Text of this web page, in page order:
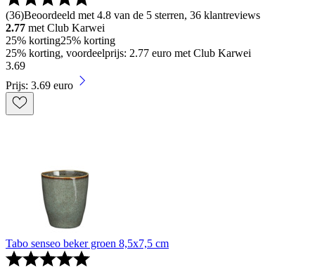
(36)Beoordeeld met 4.8 van de 5 sterren, 36 klantreviews
2.77 met Club Karwei
25% korting25% korting
25% korting, voordeelprijs: 2.77 euro met Club Karwei
3.69
Prijs: 3.69 euro
Tabo senseo beker groen 8,5x7,5 cm